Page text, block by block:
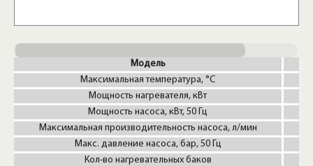
Модель
Максимальная температура, °C
Мощность нагревателя, кВт
Мощность насоса, кВт, 50 Гц
Максимальная производительность насоса, л/мин
Макс. давление насоса, бар, 50 Гц
Кол-во нагревательных баков